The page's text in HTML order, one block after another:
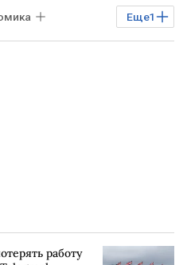
Еще1
работу